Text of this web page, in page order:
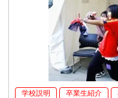
学校説明 卒業生紹介